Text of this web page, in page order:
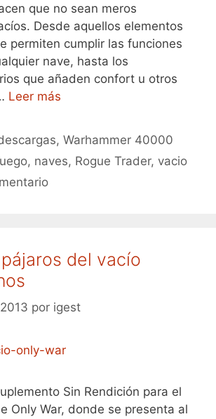
que no sean meros
Desde aquellos elementos
permiten cumplir las funciones
nave, hasta los
que añaden confort u otros
Leer más
,Warhammer 40000
, naves, Rogue Trader, vacio
del vacío
por igest
Sin Rendición para el
Only War, donde se presenta al